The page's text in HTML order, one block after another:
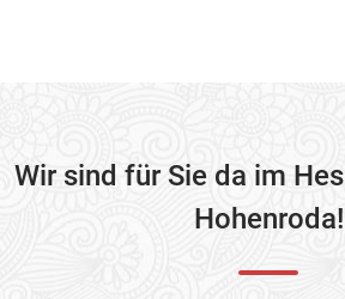
Wir sind für Sie da im
Hohenroda!